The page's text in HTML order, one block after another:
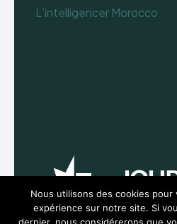
L’intelligencer Morocco
Nous utilisons des cookies pour
expérience sur notre site. Si